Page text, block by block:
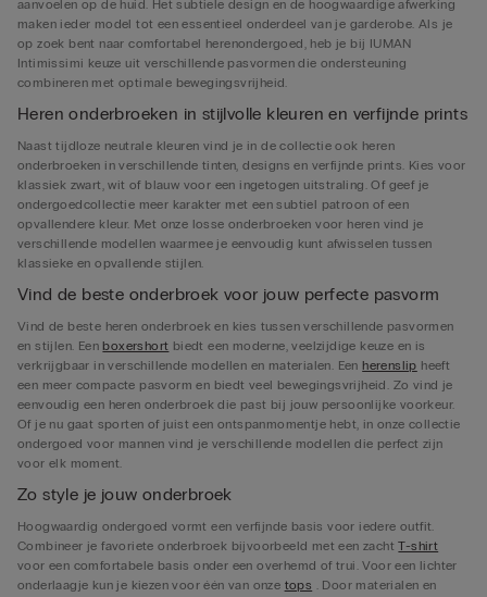
aanvoelen op de huid. Het subtiele design en de hoogwaardige afwerking
maken ieder model tot een essentieel onderdeel van je garderobe. Als je
op zoek bent naar comfortabel herenondergoed, heb je bij IUMAN
Intimissimi keuze uit verschillende pasvormen die ondersteuning
combineren met optimale bewegingsvrijheid.
Heren onderbroeken in stijlvolle kleuren en verfijnde prints
Naast tijdloze neutrale kleuren vind je in de collectie ook heren
onderbroeken in verschillende tinten, designs en verfijnde prints. Kies voor
klassiek zwart, wit of blauw voor een ingetogen uitstraling. Of geef je
ondergoedcollectie meer karakter met een subtiel patroon of een
opvallendere kleur. Met onze losse onderbroeken voor heren vind je
verschillende modellen waarmee je eenvoudig kunt afwisselen tussen
klassieke en opvallende stijlen.
Vind de beste onderbroek voor jouw perfecte pasvorm
Vind de beste heren onderbroek en kies tussen verschillende pasvormen
en stijlen. Eenboxershort biedt een moderne, veelzijdige keuze en is
verkrijgbaar in verschillende modellen en materialen. Eenherenslip heeft
een meer compacte pasvorm en biedt veel bewegingsvrijheid. Zo vind je
eenvoudig een heren onderbroek die past bij jouw persoonlijke voorkeur.
Of je nu gaat sporten of juist een ontspanmomentje hebt, in onze collectie
ondergoed voor mannen vind je verschillende modellen die perfect zijn
voor elk moment.
Zo style je jouw onderbroek
Hoogwaardig ondergoed vormt een verfijnde basis voor iedere outfit.
Combineer je favoriete onderbroek bijvoorbeeld met een zachtT-shirt
voor een comfortabele basis onder een overhemd of trui. Voor een lichter
onderlaagje kun je kiezen voor één van onze tops . Door materialen en